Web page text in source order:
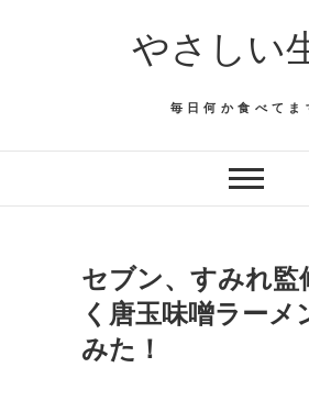
やさしい
毎日何か食べてま
セブン、すみれ監
く唐玉味噌ラーメ
みた！